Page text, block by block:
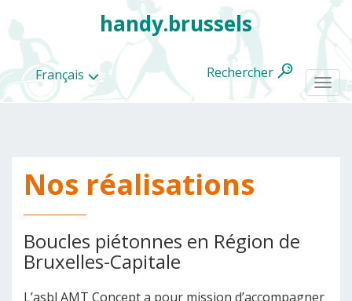
Français
handy.brussels
Rechercher
Nos réalisations
Boucles piétonnes en Région de
Bruxelles-Capitale
L’asbl AMT Concept a pour mission d’accompagner
Toutes
les
categories